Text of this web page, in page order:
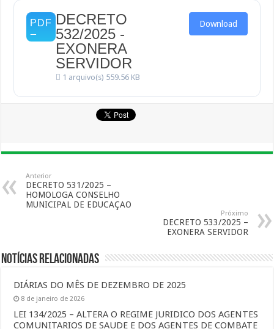
DECRETO
532/2025 -
EXONERA
SERVIDOR
1 arquivo(s) 559.56 KB
Download
Anterior
DECRETO 531/2025 –
HOMOLOGA CONSELHO
MUNICIPAL DE EDUCAÇAO
Próximo
DECRETO 533/2025 –
EXONERA SERVIDOR
Notícias Relacionadas
DIÁRIAS DO MÊS DE DEZEMBRO DE 2025
8 de janeiro de 2026
LEI 134/2025 – ALTERA O REGIME JURIDICO DOS AGENTES
COMUNITARIOS DE SAUDE E DOS AGENTES DE COMBATE